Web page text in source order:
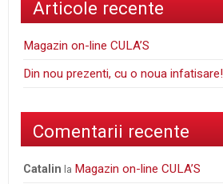
Articole recente
Magazin on-line CULA’S
Din nou prezenti, cu o noua infatisare!
Comentarii recente
Catalin la Magazin on-line CULA’S